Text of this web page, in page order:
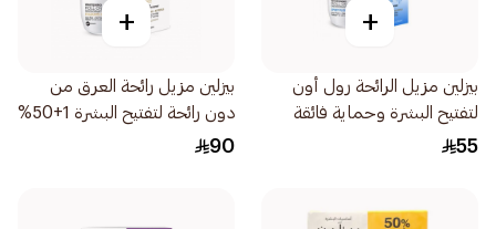
+
بيزلين مزيل الرائحة رول أون
لتفتيح البشرة وحماية فائقة
سبورت بلس 1قطعة
55
+
بيزلين مزيل رائحة العرق من
دون رائحة لتفتيح البشرة 1+50%
50مل
90